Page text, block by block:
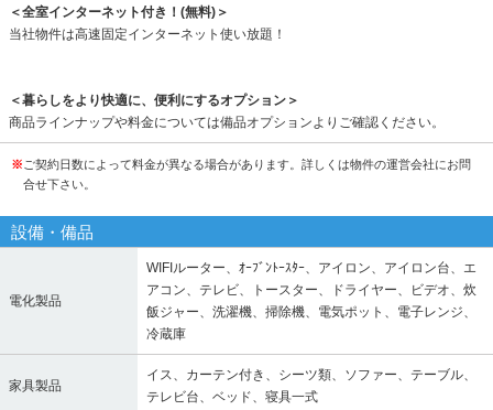
＜全室インターネット付き！(無料)＞
当社物件は高速固定インターネット使い放題！
＜暮らしをより快適に、便利にするオプション＞
商品ラインナップや料金については備品オプションよりご確認ください。
※ ご契約日数によって料金が異なる場合があります。詳しくは物件の運営会社にお問
合せ下さい。
設備・備品
電化製品
WIFIルーター、ｵｰﾌﾞﾝﾄｰｽﾀｰ、アイロン、アイロン台、エ
アコン、テレビ、トースター、ドライヤー、ビデオ、炊
飯ジャー、洗濯機、掃除機、電気ポット、電子レンジ、
冷蔵庫
家具製品
イス、カーテン付き、シーツ類、ソファー、テーブル、
テレビ台、ベッド、寝具一式